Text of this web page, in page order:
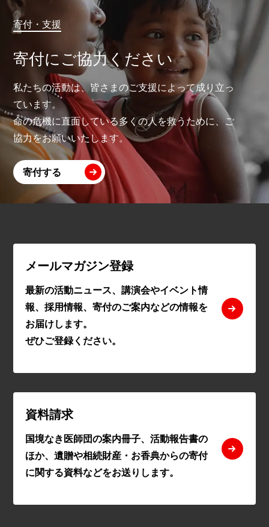
寄付・支援
寄付にご協力ください
私たちの活動は、皆さまのご支援によって成り立っ
ています。
命の危機に直面している多くの人を救うために、ご
協力をお願いいたします。
寄付する
メールマガジン登録
最新の活動ニュース、講演会やイベント情
報、採用情報、寄付のご案内などの情報を
お届けします。
ぜひご登録ください。
資料請求
国境なき医師団の案内冊子、活動報告書の
ほか、遺贈や相続財産・お香典からの寄付
に関する資料などをお送りします。